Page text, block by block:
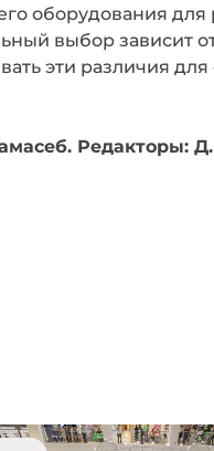
оборудования
выбор зависит
эти различия
Редакторы: